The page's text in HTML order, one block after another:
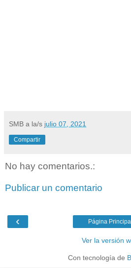
SMB a la/s julio 07, 2021
Compartir
No hay comentarios.:
Publicar un comentario
‹ Página Principal
Ver la versión
Con tecnología de